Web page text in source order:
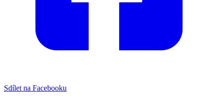
Sdílet na Facebooku